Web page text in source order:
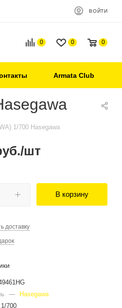
ВОЙТИ
0 0 0
Armata Club
1/700 Hasegawa
/шт
В корзину
доставку
—
Hasegawa
1/700